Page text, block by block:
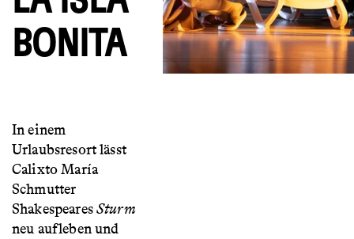
BONITA
In einem
Urlaubsresort lässt
Calixto María
Schmutter
ShakespearesSturm
neu aufleben und